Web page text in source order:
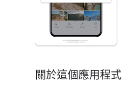
關於這個應用程式